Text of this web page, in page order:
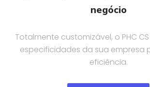
negócio
Totalmente customizável, o PHC
especificidades da sua empresa
eficiência.